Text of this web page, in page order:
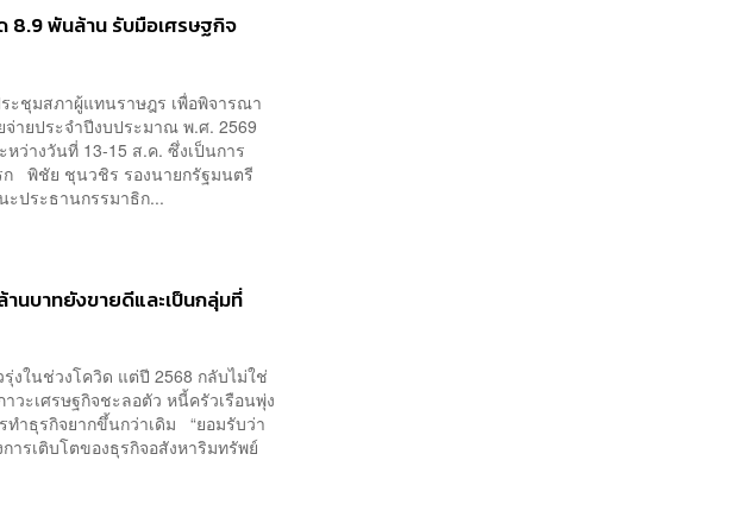
8.9 พันล้าน รับมือเศรษฐกิจ
ะชุมสภาผู้แทนราษฎร เพื่อพิจารณา
ายประจำปีงบประมาณ พ.ศ. 2569
หว่างวันที่ 13-15 ส.ค. ซึ่งเป็นการ
ก พิชัย ชุนวชิร รองนายกรัฐมนตรี
ะประธานกรรมาธิก...
นบาทยังขายดีและเป็นกลุ่มที่
งในช่วงโควิด แต่ปี 2568 กลับไม่ใช่
วะเศรษฐกิจชะลอตัว หนี้ครัวเรือนพุ่ง
ำธุรกิจยากขึ้นกว่าเดิม “ยอมรับว่า
ารเติบโตของธุรกิจอสังหาริมทรัพย์